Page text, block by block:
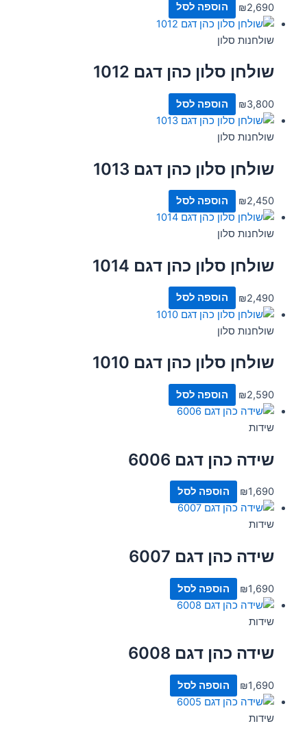
₪2,690 הוספה לסל
שולחנות סלון
שולחן סלון כהן דגם 1012
₪3,800 הוספה לסל
שולחנות סלון
שולחן סלון כהן דגם 1013
₪2,450 הוספה לסל
שולחנות סלון
שולחן סלון כהן דגם 1014
₪2,490 הוספה לסל
שולחנות סלון
שולחן סלון כהן דגם 1010
₪2,590 הוספה לסל
שידות
שידה כהן דגם 6006
₪1,690 הוספה לסל
שידות
שידה כהן דגם 6007
₪1,690 הוספה לסל
שידות
שידה כהן דגם 6008
₪1,690 הוספה לסל
שידות